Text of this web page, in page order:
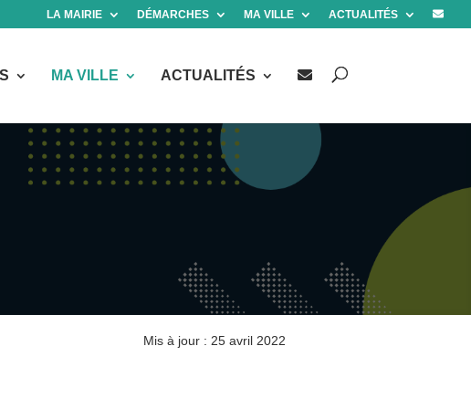
LA MAIRIE DÉMARCHES MA VILLE ACTUALITÉS
MA VILLE ACTUALITÉS
Mis à jour : 25 avril 2022